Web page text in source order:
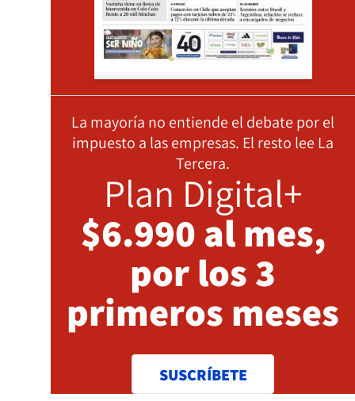
La mayoría no entiende el debate por el
impuesto a las empresas. El resto lee La
Tercera.
Plan Digital+
$6.990 al mes,
por los 3
primeros meses
SUSCRÍBETE